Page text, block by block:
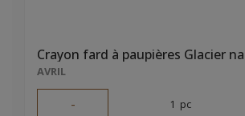
Crayon fard à paupières Glacier
AVRIL
- 1 pc